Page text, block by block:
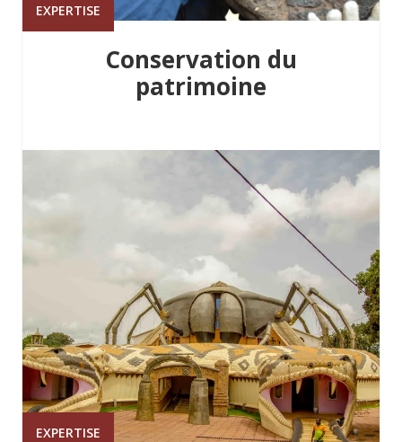
EXPERTISE
Conservation du
patrimoine
EXPERTISE